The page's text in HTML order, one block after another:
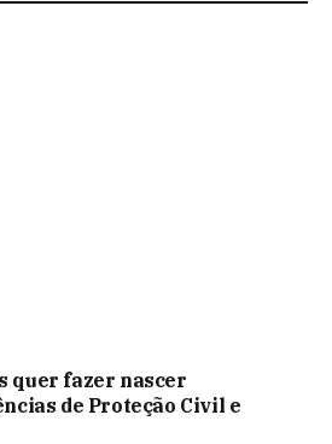
quer fazer nascer
de Proteção Civil e